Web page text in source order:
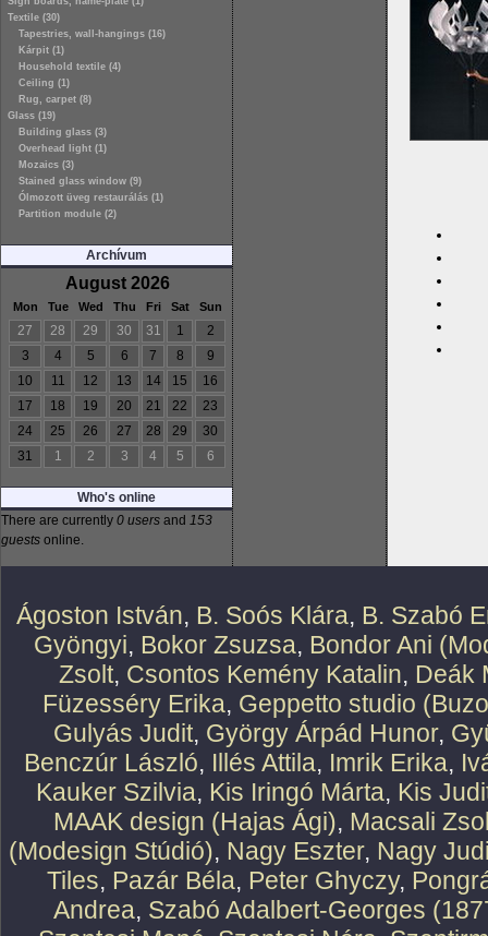
Textile (30)
Tapestries, wall-hangings (16)
Kárpit (1)
Household textile (4)
Ceiling (1)
Rug, carpet (8)
Glass (19)
Building glass (3)
Overhead light (1)
Mozaics (3)
Stained glass window (9)
Ólmozott üveg restaurálás (1)
Partition module (2)
Archívum
August 2026
Mon Tue Wed Thu Fri Sat Sun
27 28 29 30 31 1
2
3
4 5 6 7 8
9
10
11 12 13 14 15
16
17
18 19 20 21 22
23
24
25 26 27 28 29
30
31
1 2 3 4 5 6
Who's online
There are currently 0 users and 153
guests online.
Ágoston István, B. Soós Klára, B. Szabó
Gyöngyi, Bokor Zsuzsa, Bondor Ani
Zsolt, Csontos Kemény Katalin, Deák
Füzesséry Erika, Geppetto studio
Gulyás Judit, György Árpád Hunor,
Benczúr László, Illés Attila, Imrik Erika,
Kauker Szilvia, Kis Iringó Márta, Kis
MAAK design (Hajas Ági), Macsali
(Modesign Stúdió), Nagy Eszter, Nagy
Tiles, Pazár Béla, Peter Ghyczy,
Andrea, Szabó Adalbert-Georges